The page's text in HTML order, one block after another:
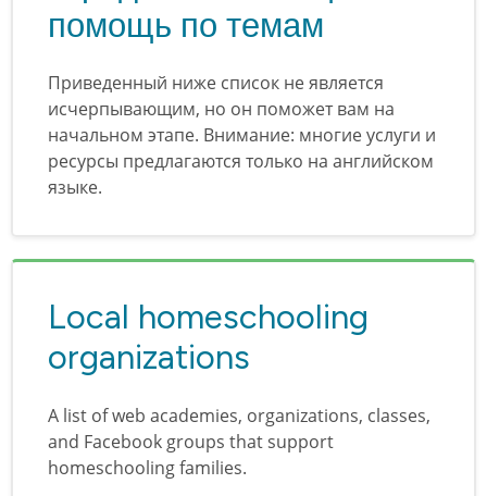
помощь по темам
Приведенный ниже список не является
исчерпывающим, но он поможет вам на
начальном этапе. Внимание: многие услуги и
ресурсы предлагаются только на английском
языке.
Local homeschooling
organizations
A list of web academies, organizations, classes,
and Facebook groups that support
homeschooling families.